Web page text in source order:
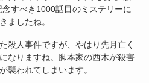
すべき1000話目のミステリーに
ましたね。
殺人事件ですが、やはり先月亡く
なりますね。脚本家の西木が殺害
襲われてしまいます。